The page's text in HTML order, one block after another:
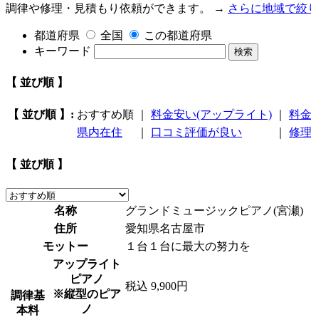
調律や修理・見積もり依頼ができます。 → さらに地域で絞
都道府県 全国
この都道府県
キーワード
検索
【 並び順 】
【 並び順 】: おすすめ順 料金安い(アップライト) 料
県内在住
口コミ評価が良い 修
【 並び順 】
名称
グランドミュージックピアノ(宮瀬)
住所
愛知県名古屋市
モットー
１台１台に最大の努力を
調律基
本料
アップライト
ピアノ
※縦型のピア
ノ
税込 9,900円